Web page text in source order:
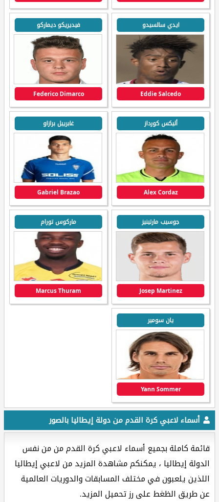
ايدي سالسيدو
Eddie Salcedo
فيديريكو ديماركو
Federico Dimarco
أليكس كورداز
Alex Cordaz
غابرييل برازاو
Gabriel Brazao
جوسيب مارتينيز
Josep Martinez
ماركوس تورام
Marcus Thuram
يان سومير
Yann Sommer
أسماء لاعبي كرة القدم من دولة إيطاليا بالصور
قائمة كاملة بجميع أسماء لاعبي كرة القدم من من نفس
الدولة إيطاليا ، يمكنكم مشاهدة المزيد من لاعبي إيطاليا
اللذين يلعبون في مختلف المسابقات والدوريات العالمية
عن طريق الظغط على رز تحميل المزيد.